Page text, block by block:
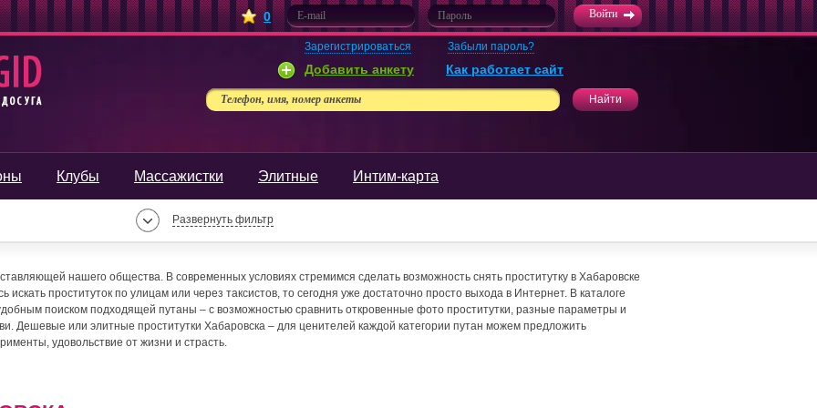
0
Зарегистрироваться Забыли пароль?
Добавить анкету Как работает сайт
Телефон, имя, номер анкеты
Клубы Массажистки Элитные Интим-карта
Развернуть фильтр
нашего общества. В современных условиях стремимся сделать возможность снять проститутку в Хабаровске
проституток по улицам или через таксистов, то сегодня уже достаточно просто выхода в Интернет. В каталоге
поиском подходящей путаны – с возможностью сравнить откровенные фото проститутки, разные параметры и
Дешевые или элитные проститутки Хабаровска – для ценителей каждой категории путан можем предложить
удовольствие от жизни и страсть.